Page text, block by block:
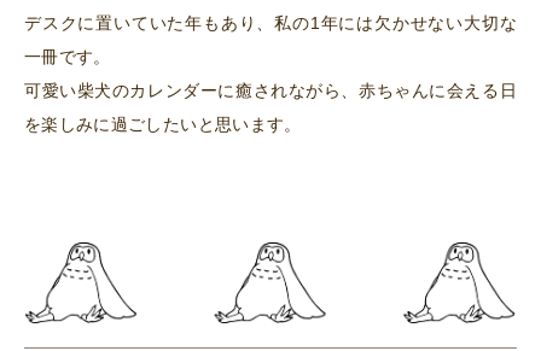
デスクに置いていた年もあり、私の1年には欠かせない大切な
一冊です。
可愛い柴犬のカレンダーに癒されながら、赤ちゃんに会える日
を楽しみに過ごしたいと思います。